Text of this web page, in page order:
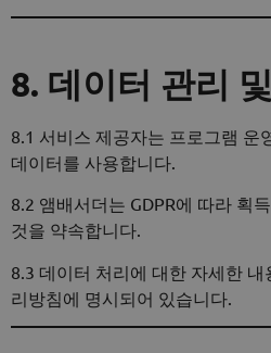
8. 데이터 관리
8.1 서비스 제공자는 프로그램 운
데이터를 사용합니다.
8.2 앰배서더는 GDPR에 따라 획
것을 약속합니다.
8.3 데이터 처리에 대한 자세한
리방침에 명시되어 있습니다.